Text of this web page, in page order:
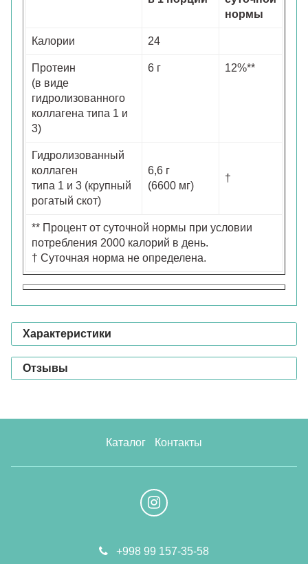
нормы
Калории 24
Протеин
(в виде
гидролизованного
коллагена типа 1 и
3)
6 г 12%**
Гидролизованный
коллаген
типа 1 и 3 (крупный
рогатый скот)
6,6 г
(6600 мг)
†
** Процент от суточной нормы при условии
потребления 2000 калорий в день.
† Суточная норма не определена.
Характеристики
Отзывы
Каталог Контакты
+998 99 157-35-58